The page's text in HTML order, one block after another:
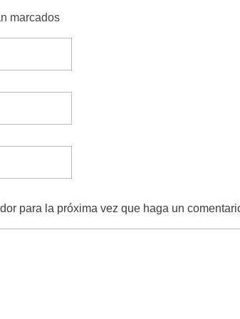
marcados
para la próxima vez que haga un